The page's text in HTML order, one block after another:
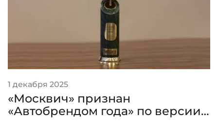
1 декабря 2025
«Москвич» признан
«Автобрендом года» по версии